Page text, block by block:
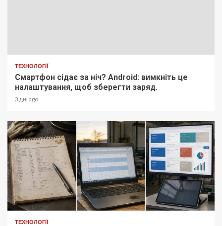
ТЕХНОЛОГІЇ
Смартфон сідає за ніч? Android: вимкніть це
налаштування, щоб зберегти заряд.
3 дні ago
ТЕХНОЛОГІЇ